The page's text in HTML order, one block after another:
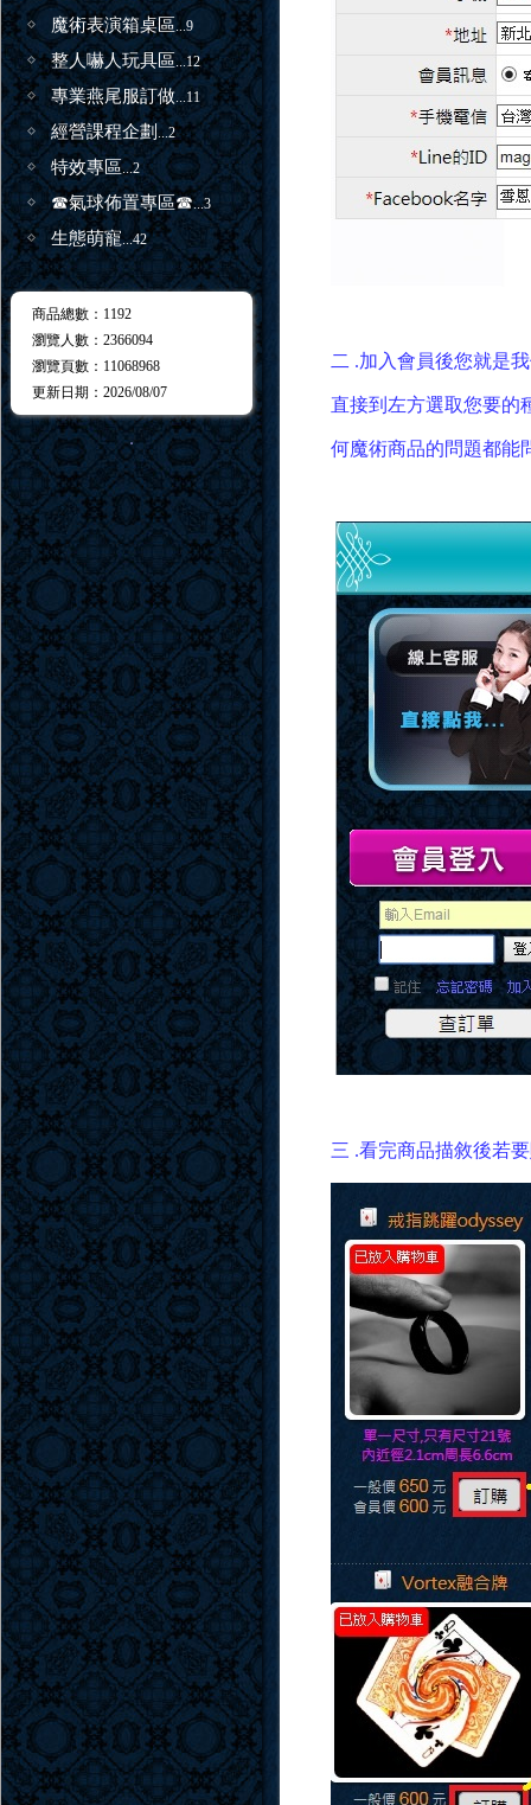
魔術表演箱桌區 ...9
整人嚇人玩具區...12
專業燕尾服訂做 ...11
經營課程企劃...2
特效專區...2
☎氣球佈置專區☎...3
生態萌寵...42
商品總數 ：1192
瀏覽人數 ： 2366094
瀏覽頁數 ： 11068968
更新日期 ：2026/08/07
．
二 .加入會員後您就是
直接到左方選取您要的
何魔術商品的問題都能
三 .看完商品描敘後若